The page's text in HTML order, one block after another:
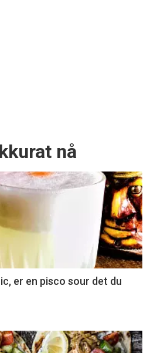
nå
er en pisco sour det du